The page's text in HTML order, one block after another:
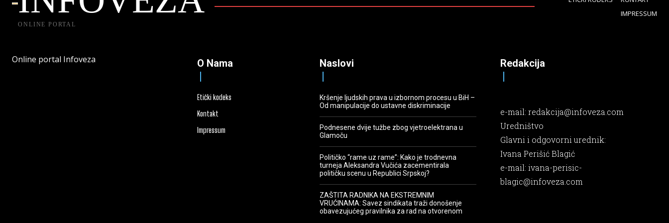
ONLINE PORTAL
IMPRESSUM
Online portal Infoveza O Nama
Etički kodeks
Kontakt
Impressum
Naslovi
Kršenje ljudskih prava u izbornom procesu u BiH –
Od manipulacije do ustavne diskriminacije
Podnesene dvije tužbe zbog vjetroelektrana u
Glamoču
Političko “rame uz rame”: Kako je trodnevna
turneja Aleksandra Vučića zacementirala
političku scenu u Republici Srpskoj?
ZAŠTITA RADNIKA NA EKSTREMNIM
VRUĆINAMA: Savez sindikata traži donošenje
obavezujućeg pravilnika za rad na otvorenom
Redakcija
e-mail:redakcija@infoveza.com
Uredništvo
Glavni i odgovorni urednik:
Ivana Perišić Blagić
e-mail:ivana-perisic-
blagic@infoveza.com